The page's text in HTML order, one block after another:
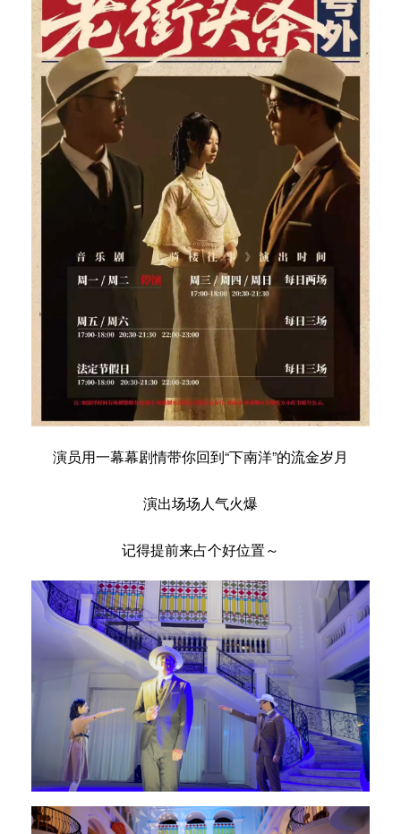
演员用一幕幕剧情带你回到“下南洋”的流金岁月
演出场场人气火爆
记得提前来占个好位置～